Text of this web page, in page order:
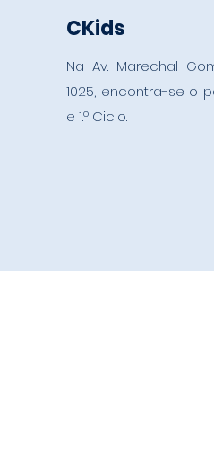
CKids
Na Av. Marechal
1025, encontra-se o
e 1.º Ciclo.